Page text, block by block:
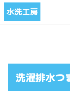
水洗工房
洗濯排水つ